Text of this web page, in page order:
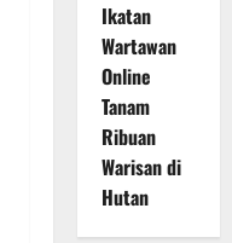
Ikatan
Wartawan
Online
Tanam
Ribuan
Warisan di
Hutan